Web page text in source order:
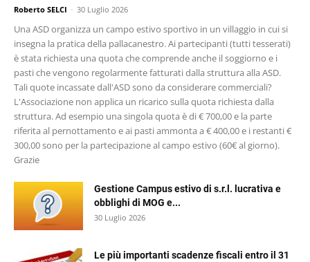
Roberto SELCI - 30 Luglio 2026
Una ASD organizza un campo estivo sportivo in un villaggio in cui si
insegna la pratica della pallacanestro. Ai partecipanti (tutti tesserati)
è stata richiesta una quota che comprende anche il soggiorno e i
pasti che vengono regolarmente fatturati dalla struttura alla ASD.
Tali quote incassate dall'ASD sono da considerare commerciali?
L'Associazione non applica un ricarico sulla quota richiesta dalla
struttura. Ad esempio una singola quota è di € 700,00 e la parte
riferita al pernottamento e ai pasti ammonta a € 400,00 e i restanti €
300,00 sono per la partecipazione al campo estivo (60€ al giorno).
Grazie
Gestione Campus estivo di s.r.l. lucrativa e
obblighi di MOG e...
30 Luglio 2026
Le più importanti scadenze fiscali entro il 31